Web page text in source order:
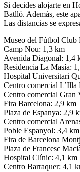
Si decides alojarte en
Batlló. Además, este
Las distancias se
Museo del Fútbol Club
Camp Nou: 1,3 km
Avenida Diagonal: 1,4
Residencia La Masía:
Hospital Universitari
Centro comercial
Centro comercial Gran
Fira Barcelona: 2,9 km
Plaza de Espanya: 2,9
Centro comercial
Poble Espanyol: 3,4 km
Fira de Barcelona
Plaza de Francesc
Hospital Clínic: 4,1 km
Centro Barraquer: 4,1